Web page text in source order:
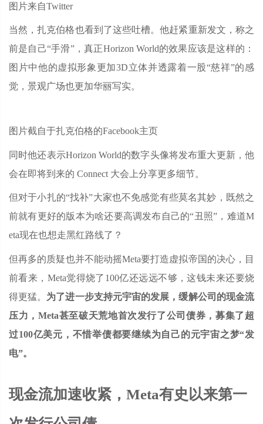
图片来自Twitter
当然，扎克伯格也看到了这些吐槽。他赶紧重新发文，称之
前是自己“手滑”，真正Horizon World的效果应该是这样的：
图片中他的虚拟形象更加3D立体并透露着一股“慈祥”的感
觉，景观广场也更加华丽写实。
图片截自于扎克伯格的Facebook主页
同时他还表示Horizon World的数字头像将发布重大更新，他
会在即将到来的 Connect 大会上分享更多细节。
但对于小扎的“找补”大家也不免感觉有些莫名其妙，既然之
前就有更好的版本为啥还要高调发布自己的“丑照”，难道M
eta现在也想走黑红路线了？
但再多的质疑也并不能动摇Meta要打造虚拟帝国的决心，目
前看来，Meta觉得烧了100亿还远远不够，这钱未来还要烧
得更猛。 为了进一步支持元宇宙的发展，缓解公司的现金流
压力，Meta甚至破天荒地首次发行了公司债券，募集了超
过100亿美元，不惜举债都要继续为自己的元宇宙之梦“发
电”。
现金流加速收紧，Meta有史以来第一